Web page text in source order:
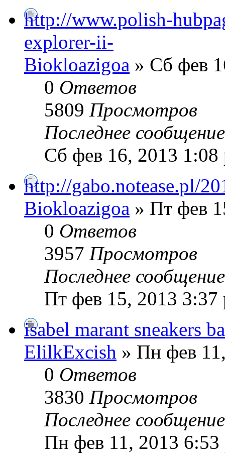
http://www.polish-
explorer-ii-
Biokloazigoa » Сб фев
0 Ответов
5809 Просмотров
Последнее
Сб фев 16, 2013 1:08
http://gabo.notease.pl/
Biokloazigoa » Пт фев
0 Ответов
3957 Просмотров
Последнее
Пт фев 15, 2013 3:37
isabel marant sneakers
ElilkExcish » Пн фев
0 Ответов
3830 Просмотров
Последнее
Пн фев 11, 2013 6:53